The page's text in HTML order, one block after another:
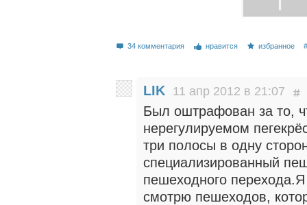
34 комментария нравится избранное
LIK 11 апр 2012 в 21:07
Был оштрафован за то,
нерегулируемом
три полосы в одну
специализированный
пешеходного
смотрю пешеходов,